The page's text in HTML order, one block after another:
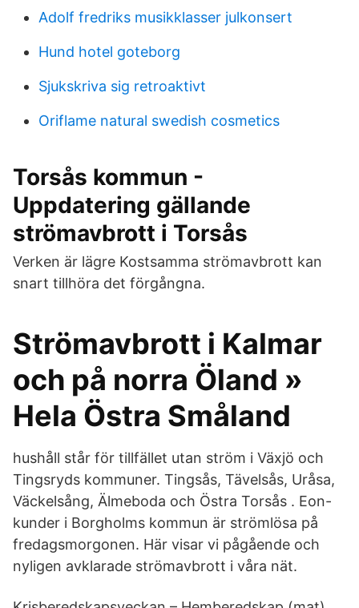
Adolf fredriks musikklasser julkonsert
Hund hotel goteborg
Sjukskriva sig retroaktivt
Oriflame natural swedish cosmetics
Torsås kommun -
Uppdatering gällande
strömavbrott i Torsås
Verken är lägre Kostsamma strömavbrott kan
snart tillhöra det förgångna.
Strömavbrott i Kalmar
och på norra Öland »
Hela Östra Småland
hushåll står för tillfället utan ström i Växjö och
Tingsryds kommuner. Tingsås, Tävelsås, Uråsa,
Väckelsång, Älmeboda och Östra Torsås . Eon-
kunder i Borgholms kommun är strömlösa på
fredagsmorgonen. Här visar vi pågående och
nyligen avklarade strömavbrott i våra nät.